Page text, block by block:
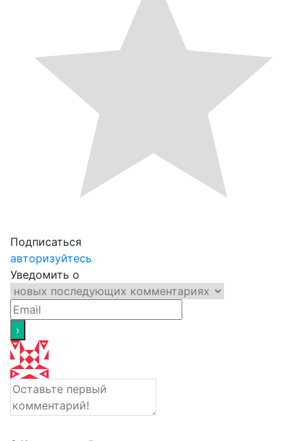
Подписаться
авторизуйтесь
Уведомить о